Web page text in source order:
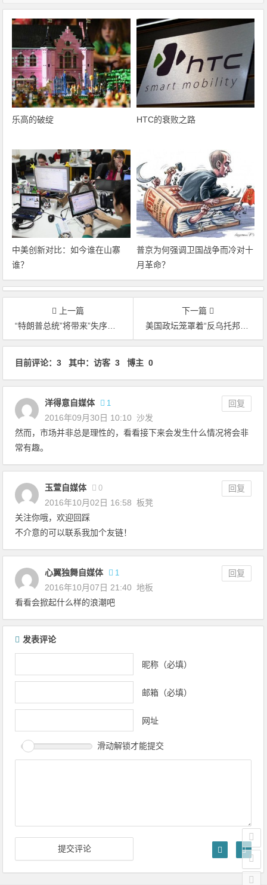
乐高的破绽 HTC的衰败之路
中美创新对比：如今谁在山寨
谁？
普京为何强调卫国战争而冷对十
月革命？
上一篇
“特朗普总统”将带来”失序世界”
下一篇
美国政坛笼罩着“反乌托邦”情绪
目前评论：3 其中：访客 3 博主 0
洋得意自媒体 1
回复
2016年09月30日 10:10
沙发
然而，市场并非总是理性的，看看接下来会发生什么情况将会非
常有趣。
玉萱自媒体 0
回复
2016年10月02日 16:58 板凳
关注你哦，欢迎回踩
不介意的可以联系我加个友链！
心翼独舞自媒体 1
回复
2016年10月07日 21:40 地板
看看会掀起什么样的浪潮吧
发表评论
昵称（必填）
邮箱（必填）
网址
滑动解锁才能提交